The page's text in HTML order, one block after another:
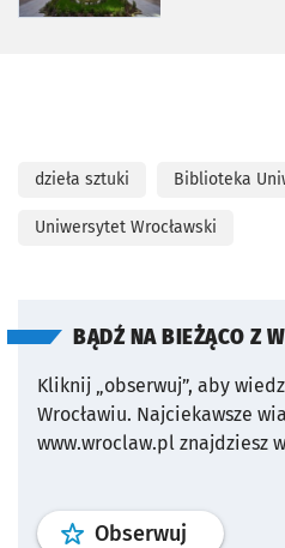
dzieła sztuki Biblioteka
Uniwersytet Wrocławski
BĄDŹ NA BIEŻĄCO Z
Kliknij „obserwuj”, aby
Wrocławiu. Najciekawsze
www.wroclaw.pl znajdziesz
Obserwuj profil